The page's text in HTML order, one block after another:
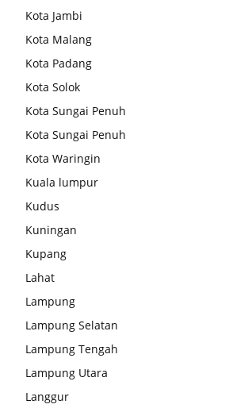
Kota Jambi
Kota Malang
Kota Padang
Kota Solok
Kota Sungai Penuh
Kota Sungai Penuh
Kota Waringin
Kuala lumpur
Kudus
Kuningan
Kupang
Lahat
Lampung
Lampung Selatan
Lampung Tengah
Lampung Utara
Langgur